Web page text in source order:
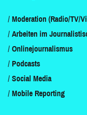
Moderation (Radio/TV/
Arbeiten im
Onlinejournalismus
Podcasts
Social Media
Mobile Reporting